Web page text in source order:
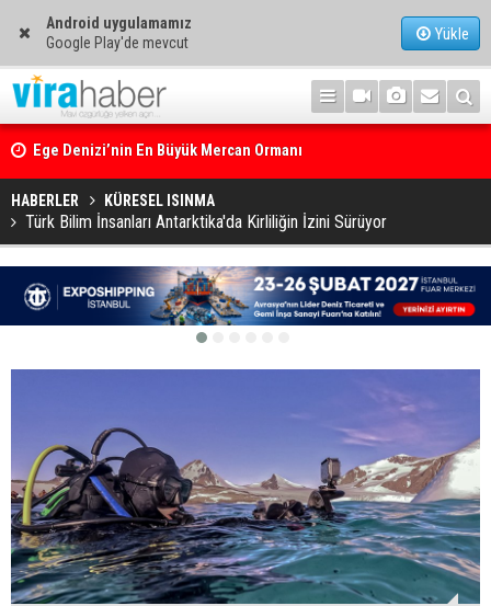
Android uygulamamız
Google Play'de mevcut
Yükle
Ege Denizi’nin En Büyük Mercan Ormanı
HABERLER KÜRESEL ISINMA
Türk Bilim İnsanları Antarktika'da Kirliliğin İzini Sürüyor